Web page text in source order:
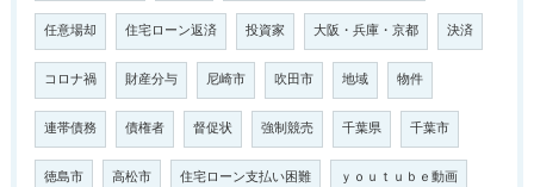
任意場却 住宅ローン返済 投資家 大阪・兵庫・京都 決済
コロナ禍 財産分与 尼崎市 吹田市 地域 物件
連帯債務 債権者 督促状 強制競売 千葉県 千葉市
徳島市 高松市 住宅ローン支払い困難 ｙｏｕｔｕｂｅ動画